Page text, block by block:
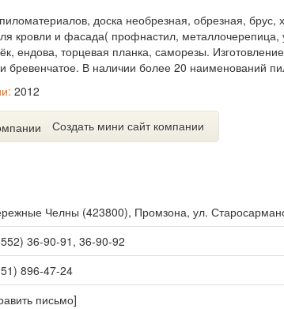
доска необрезная, обрезная, брус,
кровли и фасада( профнастил, металлочерепица,
ендова, торцевая планка, саморезы.
бревенчатое. В наличии более 20 наименований
2012
Создать мини сайт компании
Челны (423800), Промзона, ул.
36-90-91, 36-90-92
896-47-24
письмо]